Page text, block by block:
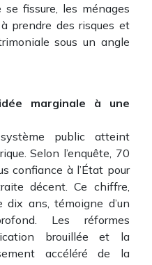
fissure, les ménages
prendre des risques et
sous un angle
marginale à une
public atteint
Selon l’enquête, 70
confiance à l’État pour
décent. Ce chiffre,
ans, témoigne d’un
Les réformes
brouillée et la
accéléré de la